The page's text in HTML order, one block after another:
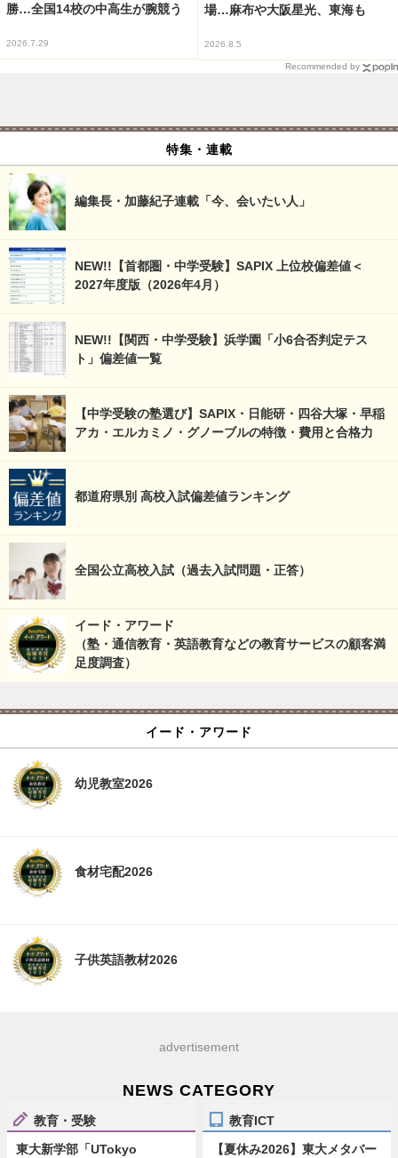
勝…全国14校の中高生が腕競う
2026.7.29
場…麻布や大阪星光、東海も
2026.8.5
Recommended by
特集・連載
編集長・加藤紀子連載「今、会いたい人」
NEW!!【首都圏・中学受験】SAPIX 上位校偏差値＜
2027年度版（2026年4月）
NEW!!【関西・中学受験】浜学園「小6合否判定テス
ト」偏差値一覧
【中学受験の塾選び】SAPIX・日能研・四谷大塚・早稲
アカ・エルカミノ・グノーブルの特徴・費用と合格力
都道府県別 高校入試偏差値ランキング
全国公立高校入試（過去入試問題・正答）
イード・アワード
（塾・通信教育・英語教育などの教育サービスの顧客満
足度調査）
イード・アワード
幼児教室2026
食材宅配2026
子供英語教材2026
advertisement
NEWS CATEGORY
教育・受験
東大新学部「UTokyo
教育ICT
【夏休み2026】東大メタバー